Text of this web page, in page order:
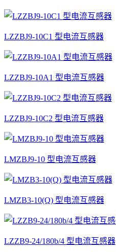
LZZBJ9-10C1 型电流互感器
LZZBJ9-10A1 型电流互感器
LZZBJ9-10C2 型电流互感器
LMZBJ9-10 型电流互感器
LMZB3-10(Q) 型电流互感器
LZZB9-24/180b/4 型电流互感器